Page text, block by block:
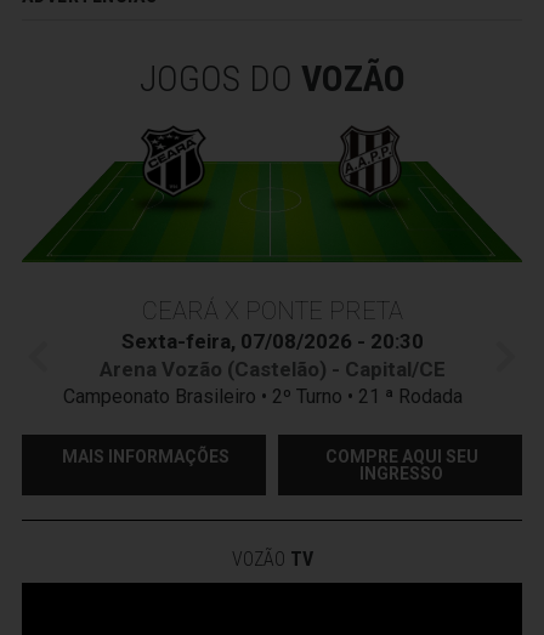
JOGOS DO VOZÃO
CEARÁ X PONTE PRETA
Sexta-feira, 07/08/2026 - 20:30
Arena Vozão (Castelão) - Capital/CE
Campeonato Brasileiro • 2º Turno • 21 ª Rodada
MAIS INFORMAÇÕES
COMPRE AQUI SEU
INGRESSO
VOZÃO TV